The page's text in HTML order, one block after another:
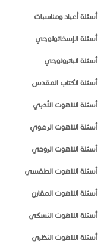
أسئلة أعياد ومناسبات
أسئلة الإسخاتولوجي
أسئلة الباترولوجي
أسئلة الكتاب المقدس
أسئلة اللاهوت الأدبي
أسئلة اللاهوت الرعوي
أسئلة اللاهوت الروحي
أسئلة اللاهوت الطقسي
أسئلة اللاهوت المقارن
أسئلة اللاهوت النسكي
أسئلة اللاهوت النظري